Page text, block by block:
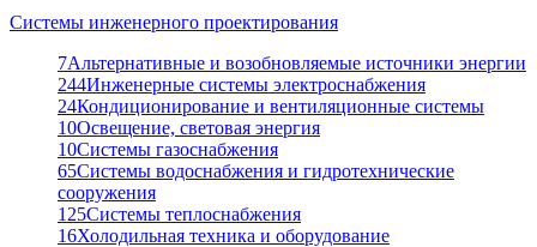
Системы инженерного проектирования
7Альтернативные и возобновляемые источники энергии
244Инженерные системы электроснабжения
24Кондиционирование и вентиляционные системы
10Освещение, световая энергия
10Системы газоснабжения
65Системы водоснабжения и гидротехнические
сооружения
125Системы теплоснабжения
16Холодильная техника и оборудование